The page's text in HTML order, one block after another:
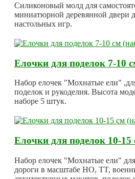
Силиконовый молд для
миниатюрной деревянной двери
настольных игр.
Елочки для поделок 7-10
Набор елочек "Мохнатые ели"
поделок и рукоделия. Высота
наборе 5 штук.
Елочки для поделок 10-
Набор елочек "Мохнатые ели"
дороги в масштабе HO, TT,